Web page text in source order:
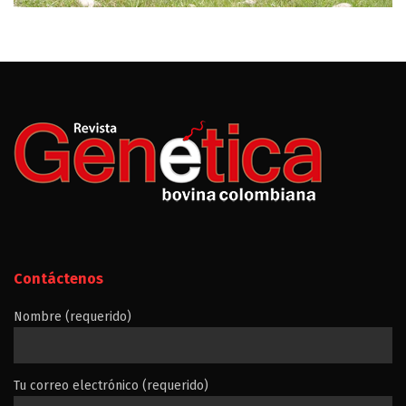
Contáctenos
Nombre (requerido)
Tu correo electrónico (requerido)